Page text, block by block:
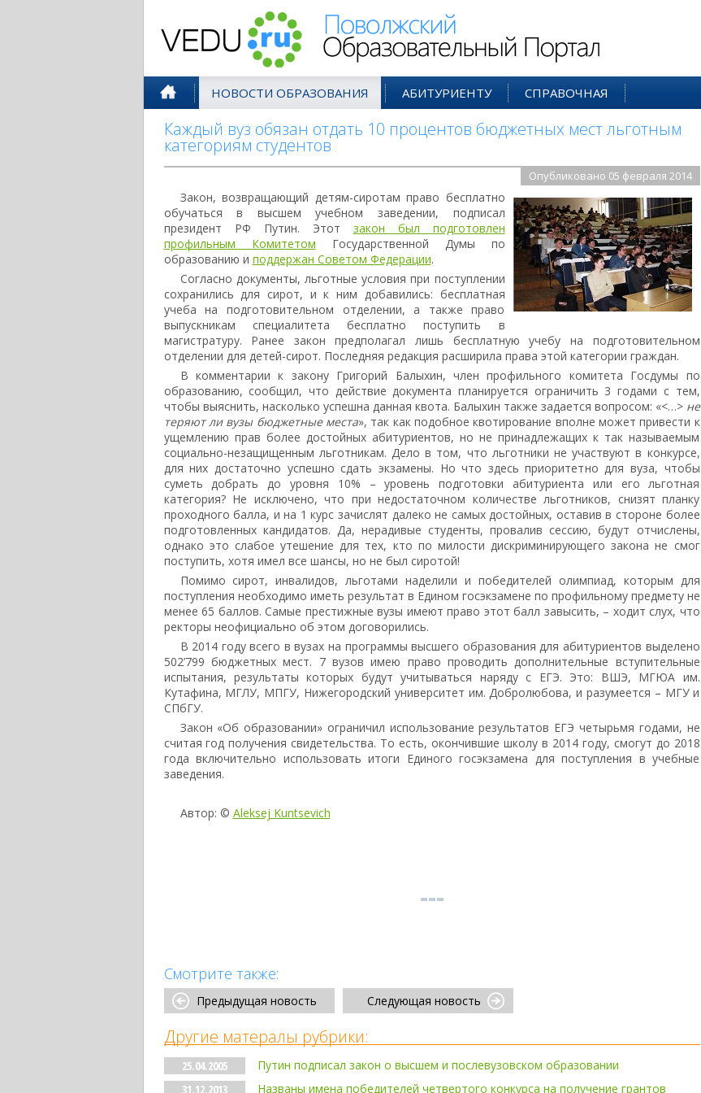
НОВОСТИ ОБРАЗОВАНИЯ АБИТУРИЕНТУ СПРАВОЧНАЯ
Каждый вуз обязан отдать 10 процентов бюджетных мест льготным
категориям студентов
Опубликовано 05 февраля 2014
Закон, возвращающий детям-сиротам право бесплатно
обучаться в высшем учебном заведении, подписал
президент РФ Путин. Этот закон был подготовлен
профильным Комитетом Государственной Думы по
образованию и поддержан Советом Федерации.
Согласно документы, льготные условия при поступлении
сохранились для сирот, и к ним добавились: бесплатная
учеба на подготовительном отделении, а также право
выпускникам специалитета бесплатно поступить в
магистратуру. Ранее закон предполагал лишь бесплатную учебу на подготовительном
отделении для детей-сирот. Последняя редакция расширила права этой категории граждан.
В комментарии к закону Григорий Балыхин, член профильного комитета Госдумы по
образованию, сообщил, что действие документа планируется ограничить 3 годами с тем,
чтобы выяснить, насколько успешна данная квота. Балыхин также задается вопросом: «<…> не
теряют ли вузы бюджетные места», так как подобное квотирование вполне может привести к
ущемлению прав более достойных абитуриентов, но не принадлежащих к так называемым
социально-незащищенным льготникам. Дело в том, что льготники не участвуют в конкурсе,
для них достаточно успешно сдать экзамены. Но что здесь приоритетно для вуза, чтобы
суметь добрать до уровня 10% – уровень подготовки абитуриента или его льготная
категория? Не исключено, что при недостаточном количестве льготников, снизят планку
проходного балла, и на 1 курс зачислят далеко не самых достойных, оставив в стороне более
подготовленных кандидатов. Да, нерадивые студенты, провалив сессию, будут отчислены,
однако это слабое утешение для тех, кто по милости дискриминирующего закона не смог
поступить, хотя имел все шансы, но не был сиротой!
Помимо сирот, инвалидов, льготами наделили и победителей олимпиад, которым для
поступления необходимо иметь результат в Едином госэкзамене по профильному предмету не
менее 65 баллов. Самые престижные вузы имеют право этот балл завысить, – ходит слух, что
ректоры неофициально об этом договорились.
В 2014 году всего в вузах на программы высшего образования для абитуриентов выделено
502’799 бюджетных мест. 7 вузов имею право проводить дополнительные вступительные
испытания, результаты которых будут учитываться наряду с ЕГЭ. Это: ВШЭ, МГЮА им.
Кутафина, МГЛУ, МПГУ, Нижегородский университет им. Добролюбова, и разумеется – МГУ и
СПбГУ.
Закон «Об образовании» ограничил использование результатов ЕГЭ четырьмя годами, не
считая год получения свидетельства. То есть, окончившие школу в 2014 году, смогут до 2018
года включительно использовать итоги Единого госэкзамена для поступления в учебные
заведения.
Автор: © Aleksej Kuntsevich
Смотрите также:
Предыдущая новость Следующая новость
Другие матералы рубрики:
25.04.2005
Путин подписал закон о высшем и послевузовском образовании
31.12.2013
Названы имена победителей четвертого конкурса на получение грантов